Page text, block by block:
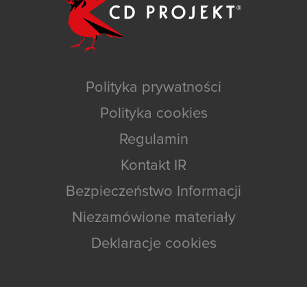
Polityka prywatności
Polityka cookies
Regulamin
Kontakt IR
Bezpieczeństwo Informacji
Niezamówione materiały
Deklaracje cookies